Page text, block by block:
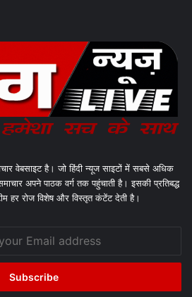
वेबसाइट है। जो हिंदी न्यूज साइटों में सबसे अधिक
अपने पाठक वर्ग तक पहुंचाती है। इसकी प्रतिबद्ध
हर रोज विशेष और विस्तृत कंटेंट देती है।